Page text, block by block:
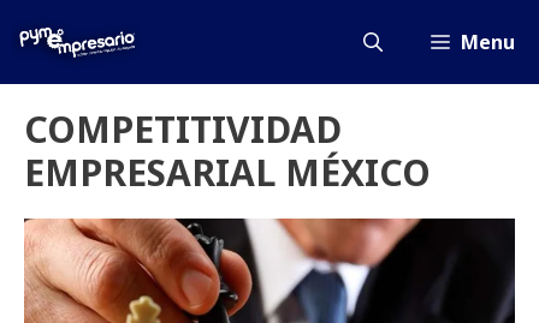
Menu
COMPETITIVIDAD
EMPRESARIAL MÉXICO